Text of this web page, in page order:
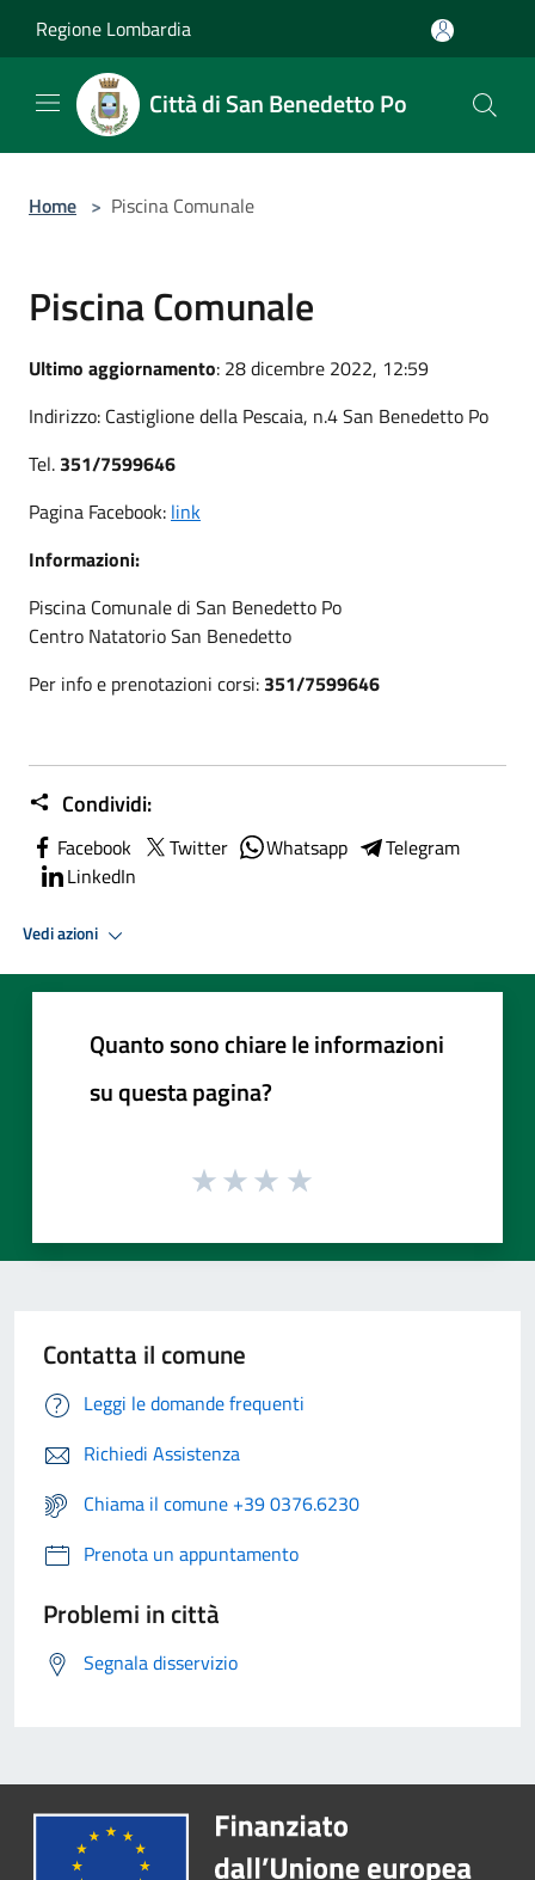
Regione Lombardia
Città di San Benedetto Po
Home > Piscina Comunale
Piscina Comunale
Ultimo aggiornamento: 28 dicembre 2022, 12:59
Indirizzo: Castiglione della Pescaia, n.4 San Benedetto Po
Tel. 351/7599646
Pagina Facebook: link
Informazioni:
Piscina Comunale di San Benedetto Po
Centro Natatorio San Benedetto
Per info e prenotazioni corsi: 351/7599646
Condividi:
Facebook Twitter Whatsapp
Telegram
LinkedIn
Vedi azioni
Quanto sono chiare le informazioni
su questa pagina?
Contatta il comune
Leggi le domande frequenti
Richiedi Assistenza
Chiama il comune +39 0376.6230
Prenota un appuntamento
Problemi in città
Segnala disservizio